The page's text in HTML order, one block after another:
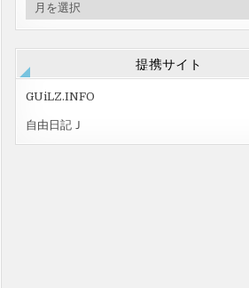
ー
ブ
提携サイト
GUiLZ.INFO
自由日記Ｊ